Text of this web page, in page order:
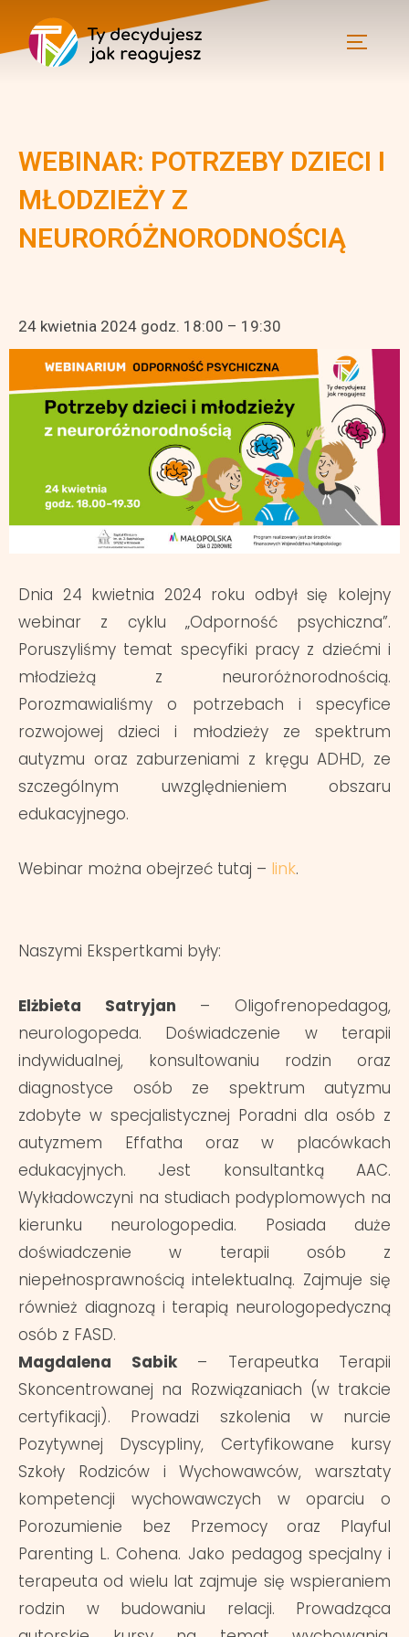
WEBINAR: POTRZEBY DZIECI I
MŁODZIEŻY Z
NEURORÓŻNORODNOŚCIĄ
24 kwietnia 2024 godz. 18:00 – 19:30
Dnia 24 kwietnia 2024 roku odbył się kolejny
webinar z cyklu „Odporność psychiczna”.
Poruszyliśmy temat specyfiki pracy z dziećmi i
młodzieżą z neuroróżnorodnością.
Porozmawialiśmy o potrzebach i specyfice
rozwojowej dzieci i młodzieży ze spektrum
autyzmu oraz zaburzeniami z kręgu ADHD, ze
szczególnym uwzględnieniem obszaru
edukacyjnego.
Webinar można obejrzeć tutaj – link.
Naszymi Ekspertkami były:
Elżbieta Satryjan – Oligofrenopedagog,
neurologopeda. Doświadczenie w terapii
indywidualnej, konsultowaniu rodzin oraz
diagnostyce osób ze spektrum autyzmu
zdobyte w specjalistycznej Poradni dla osób z
autyzmem Effatha oraz w placówkach
edukacyjnych. Jest konsultantką AAC.
Wykładowczyni na studiach podyplomowych na
kierunku neurologopedia. Posiada duże
doświadczenie w terapii osób z
niepełnosprawnością intelektualną. Zajmuje się
również diagnozą i terapią neurologopedyczną
osób z FASD.
Magdalena Sabik– Terapeutka Terapii
Skoncentrowanej na Rozwiązaniach (w trakcie
certyfikacji). Prowadzi szkolenia w nurcie
Pozytywnej Dyscypliny, Certyfikowane kursy
Szkoły Rodziców i Wychowawców, warsztaty
kompetencji wychowawczych w oparciu o
Porozumienie bez Przemocy oraz Playful
Parenting L. Cohena. Jako pedagog specjalny i
terapeuta od wielu lat zajmuje się wspieraniem
rodzin w budowaniu relacji. Prowadząca